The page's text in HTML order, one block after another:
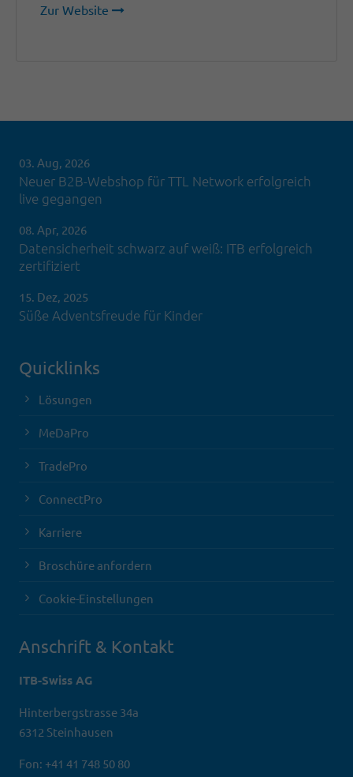
Zur Website
03. Aug, 2026
Neuer B2B-Webshop für TTL Network erfolgreich
live gegangen
08. Apr, 2026
Datensicherheit schwarz auf weiß: ITB erfolgreich
zertifiziert
15. Dez, 2025
Süße Adventsfreude für Kinder
Quicklinks
Lösungen
MeDaPro
TradePro
ConnectPro
Karriere
Broschüre anfordern
Cookie-Einstellungen
Anschrift & Kontakt
ITB-Swiss AG
Hinterbergstrasse 34a
6312 Steinhausen
Fon: +41 41 748 50 80